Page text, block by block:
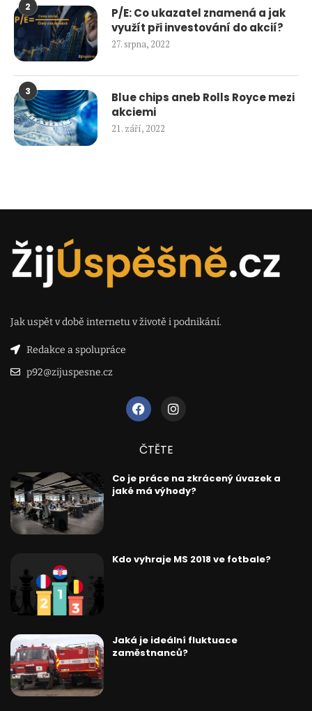
2
P/E: Co ukazatel znamená a jak
využít při investování do akcií?
27. srpna, 2022
3
Blue chips aneb Rolls Royce mezi
akciemi
21. září, 2022
Jak uspět v době internetu v životě i podnikání.
Redakce a spolupráce
p92@zijuspesne.cz
ČTĚTE
Co je práce na zkrácený úvazek a
jaké má výhody?
Kdo vyhraje MS 2018 ve fotbale?
Jaká je ideální fluktuace
zaměstnanců?